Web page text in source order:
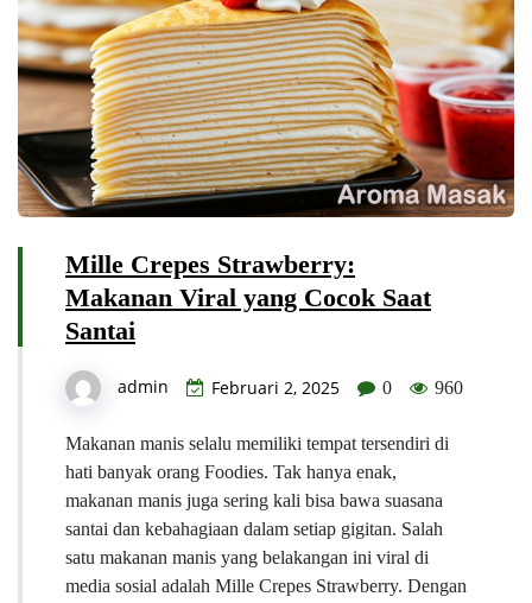
Mille Crepes Strawberry:
Makanan Viral yang Cocok Saat
Santai
admin Februari 2, 2025 0 960
Makanan manis selalu memiliki tempat tersendiri di
hati banyak orang Foodies. Tak hanya enak,
makanan manis juga sering kali bisa bawa suasana
santai dan kebahagiaan dalam setiap gigitan. Salah
satu makanan manis yang belakangan ini viral di
media sosial adalah Mille Crepes Strawberry. Dengan